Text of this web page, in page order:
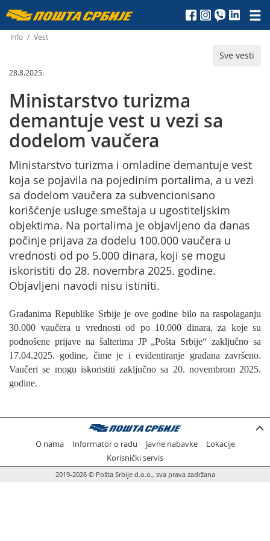
Пошта
Србије
д.о.о.
Info / Vest
Sve vesti
28.8.2025.
Ministarstvo turizma
demantuje vest u vezi sa
dodelom vaučera
Ministarstvo turizma i omladine demantuje vest
koja se pojavila na pojedinim portalima, a u vezi
sa dodelom vaučera za subvencionisano
korišćenje usluge smeštaja u ugostiteljskim
objektima. Na portalima je objavljeno da danas
počinje prijava za dodelu 100.000 vaučera u
vrednosti od po 5.000 dinara, koji se mogu
iskoristiti do 28. novembra 2025. godine.
Objavljeni navodi nisu istiniti.
Građanima Republike Srbije je ove godine bilo na raspolaganju
30.000 vaučera u vrednosti od po 10.000 dinara, za koje su
podnošene prijave na šalterima JP „Pošta Srbije“ zaključno sa
17.04.2025. godine, čime je i evidentiranje građana završeno.
Vaučeri se mogu iskoristiti zaključno sa 20. novembrom 2025.
godine.
O nama Informator o radu Javne nabavke
Lokacije
Korisnički servis
2019-2026 © Pošta Srbije d.o.o., sva prava zadržana